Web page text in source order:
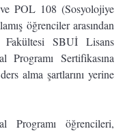
POL 108 (Sosyolojiye
öğrenciler arasından
SBUİ Lisans
Programı Sertifikasına
alma şartlarını yerine
Programı öğrencileri,